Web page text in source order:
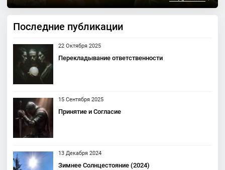
Последние публикации
22 Октября 2025
Перекладывание ответственности
15 Сентября 2025
Принятие и Согласие
13 Декабря 2024
Зимнее Солнцестояние (2024)